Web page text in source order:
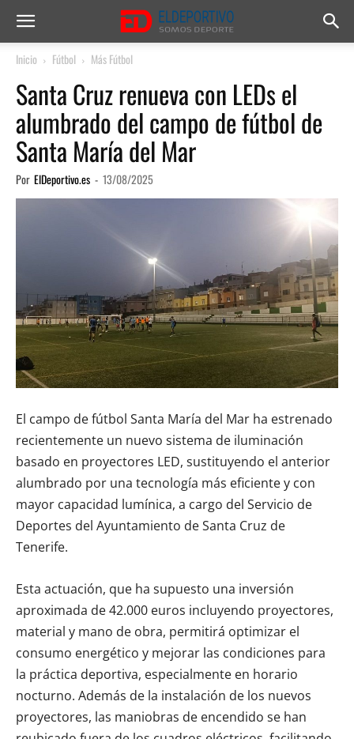
Inicio Fútbol Más Fútbol
Santa Cruz renueva con LEDs el
alumbrado del campo de fútbol de
Santa María del Mar
Por ElDeportivo.es - 13/08/2025
El campo de fútbol Santa María del Mar ha estrenado
recientemente un nuevo sistema de iluminación
basado en proyectores LED, sustituyendo el anterior
alumbrado por una tecnología más eficiente y con
mayor capacidad lumínica, a cargo del Servicio de
Deportes del Ayuntamiento de Santa Cruz de
Tenerife.
Esta actuación, que ha supuesto una inversión
aproximada de 42.000 euros incluyendo proyectores,
material y mano de obra, permitirá optimizar el
consumo energético y mejorar las condiciones para
la práctica deportiva, especialmente en horario
nocturno. Además de la instalación de los nuevos
proyectores, las maniobras de encendido se han